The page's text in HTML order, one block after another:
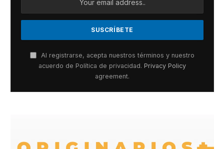
Al registrarse, acepta nuestros términos y nuestro
acuerdo de Política de privacidad. Privacy Policy
agreement.